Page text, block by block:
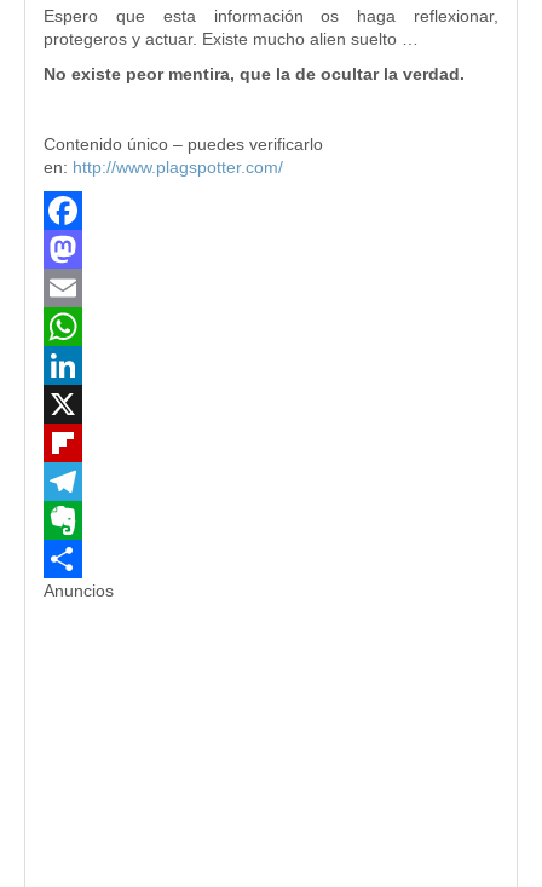
Espero que esta información os haga reflexionar,
protegeros y actuar. Existe mucho alien suelto …
No existe peor mentira, que la de ocultar la verdad.
Contenido único – puedes verificarlo
en: http://www.plagspotter.com/
Facebook
Mastodon
Email
WhatsApp
LinkedIn
Flipboard
Telegram
Evernote
Compartir
Anuncios